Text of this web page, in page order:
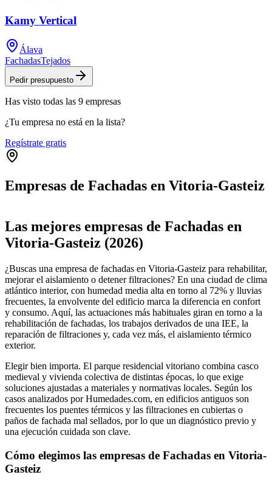
Kamy Vertical
Álava
FachadasTejados
Pedir presupuesto
Has visto todas las 9 empresas
¿Tu empresa no está en la lista?
Regístrate gratis
Empresas de Fachadas en Vitoria-Gasteiz
+
−
Las mejores empresas de Fachadas en
Vitoria-Gasteiz (2026)
¿Buscas una empresa de fachadas en Vitoria-Gasteiz para rehabilitar,
mejorar el aislamiento o detener filtraciones? En una ciudad de clima
atlántico interior, con humedad media alta en torno al 72% y lluvias
frecuentes, la envolvente del edificio marca la diferencia en confort
y consumo. Aquí, las actuaciones más habituales giran en torno a la
rehabilitación de fachadas, los trabajos derivados de una IEE, la
reparación de filtraciones y, cada vez más, el aislamiento térmico
exterior.
Elegir bien importa. El parque residencial vitoriano combina casco
medieval y vivienda colectiva de distintas épocas, lo que exige
soluciones ajustadas a materiales y normativas locales. Según los
casos analizados por Humedades.com, en edificios antiguos son
frecuentes los puentes térmicos y las filtraciones en cubiertas o
paños de fachada mal sellados, por lo que un diagnóstico previo y
una ejecución cuidada son clave.
Cómo elegimos las empresas de Fachadas en Vitoria-
Gasteiz